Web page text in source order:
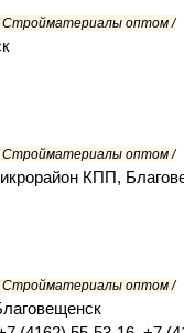
Стройматериалы оптом /
Стройматериалы оптом /
КПП,
Стройматериалы оптом /